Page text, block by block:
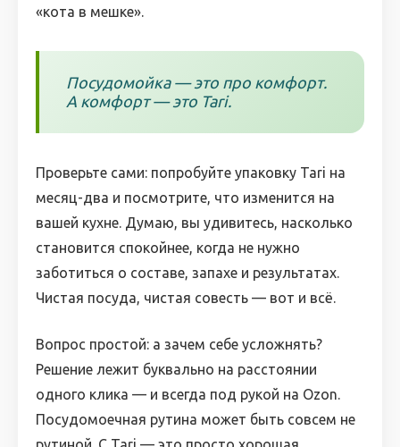
«кота в мешке».
Посудомойка — это про комфорт.
А комфорт — это Tari.
Проверьте сами: попробуйте упаковку Tari на
месяц-два и посмотрите, что изменится на
вашей кухне. Думаю, вы удивитесь, насколько
становится спокойнее, когда не нужно
заботиться о составе, запахе и результатах.
Чистая посуда, чистая совесть — вот и всё.
Вопрос простой: а зачем себе усложнять?
Решение лежит буквально на расстоянии
одного клика — и всегда под рукой на Ozon.
Посудомоечная рутина может быть совсем не